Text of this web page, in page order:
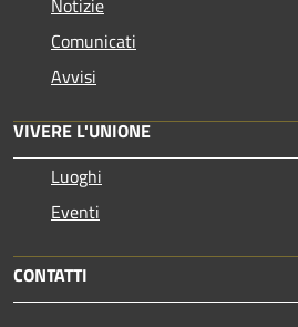
Comunicati
Avvisi
VIVERE L'UNIONE
Luoghi
Eventi
CONTATTI